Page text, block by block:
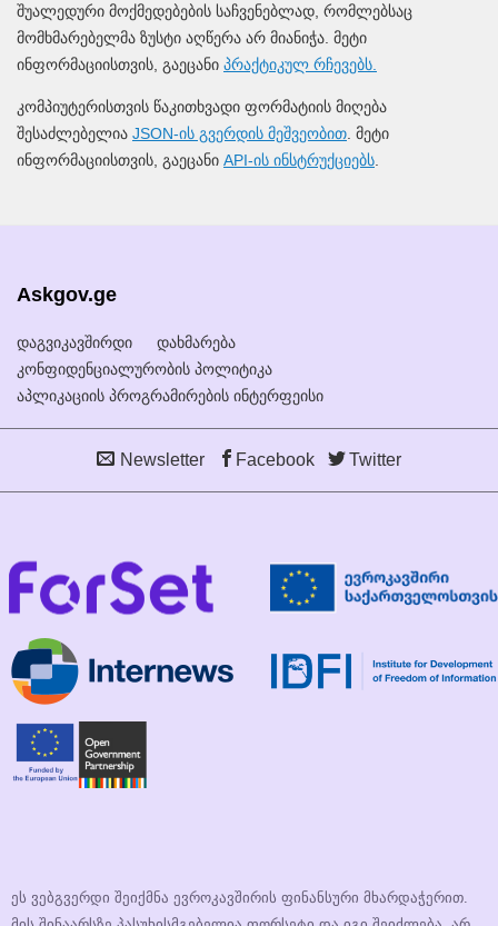
შუალედური მოქმედებების საჩვენებლად, რომლებსაც
მომხმარებელმა ზუსტი აღწერა არ მიანიჭა. მეტი
ინფორმაციისთვის, გაეცანი პრაქტიკულ რჩევებს.
კომპიუტერისთვის წაკითხვადი ფორმატიის მიღება
შესაძლებელია JSON-ის გვერდის მეშვეობით . მეტი
ინფორმაციისთვის, გაეცანი API-ის ინსტრუქციებს
Askgov.ge
დაგვიკავშირდი
დახმარება
კონფიდენციალურობის პოლიტიკა
აპლიკაციის პროგრამირების ინტერფეისი
Newsletter Facebook Twitter
ეს ვებგვერდი შეიქმნა ევროკავშირის ფინანსური მხარდაჭერით.